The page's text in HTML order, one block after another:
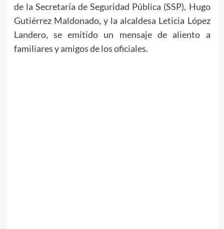
de la Secretaría de Seguridad Pública (SSP), Hugo
Gutiérrez Maldonado, y la alcaldesa Leticia López
Landero, se emitido un mensaje de aliento a
familiares y amigos de los oficiales.